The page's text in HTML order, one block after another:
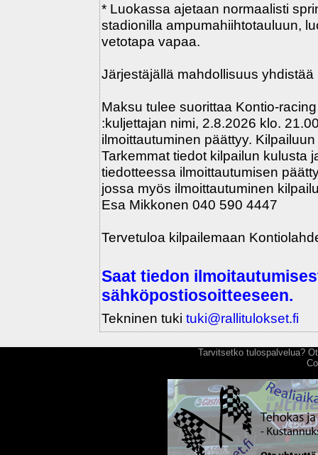
* Luokassa ajetaan normaalisti
stadionilla ampumahiihtotauluun,
vetotapa vapaa.
Järjestäjällä mahdollisuus
Maksu tulee suorittaa Kontio-
:kuljettajan nimi, 2.8.2026 klo.
ilmoittautuminen päättyy.
Tarkemmat tiedot kilpailun kulusta
tiedotteessa ilmoittautumisen
jossa myös ilmoittautuminen
Esa Mikkonen 040 590 4447
Tervetuloa kilpailemaan
Saat tiedon
sähköpostiosoitteeseen.
Tekninen tuki tuki@rallitulokset.fi
Tarvitsetko tulospalvelua?